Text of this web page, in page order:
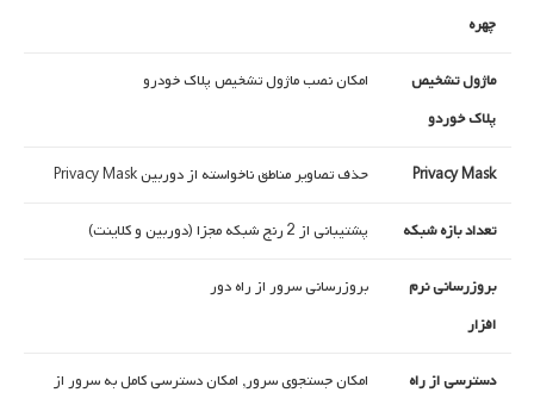
چهره
ماژول تشخیص
پلاک خوردو
امکان نصب ماژول تشخیص پلاک خودرو
Privacy Mask حذف تصاویر مناطق ناخواسته از دوربین Privacy Mask
تعداد بازه شبکه پشتیبانی از 2 رنج شبکه مجزا (دوربین و کلاینت)
بروزرسانی نرم
افزار
بروزرسانی سرور از راه دور
دسترسی از راه
امکان جستجوی سرور, امکان دسترسی کامل به سرور از